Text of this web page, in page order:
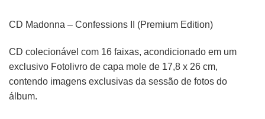
CD Madonna – Confessions II (Premium Edition)
CD colecionável com 16 faixas, acondicionado em um
exclusivo Fotolivro de capa mole de 17,8 x 26 cm,
contendo imagens exclusivas da sessão de fotos do
álbum.